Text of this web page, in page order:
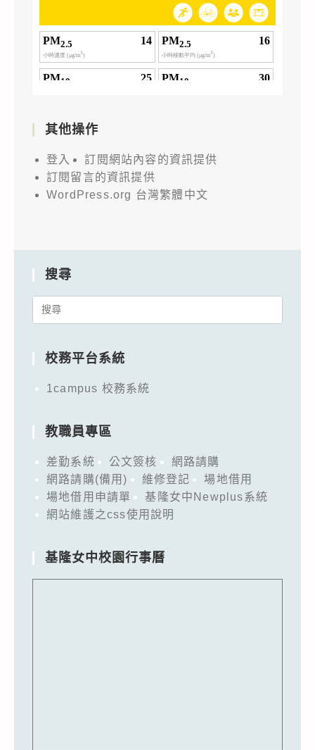
其他操作
登入
訂閱網站內容的資訊提供
訂閱留言的資訊提供
WordPress.org 台灣繁體中文
搜尋
Search
校務平台系統
1campus 校務系統
教職員專區
差勤系統 公文簽核
網路請購
網路請購(備用)
維修登記
場地借用
場地借用申請單
基隆女中Newplus系統
網站維護之css使用說明
基隆女中校園行事曆